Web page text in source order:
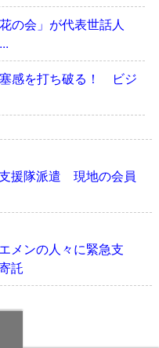
の会」が代表世話人
感を打ち破る！ ビジ
援隊派遣 現地の会員
メンの人々に緊急支
託